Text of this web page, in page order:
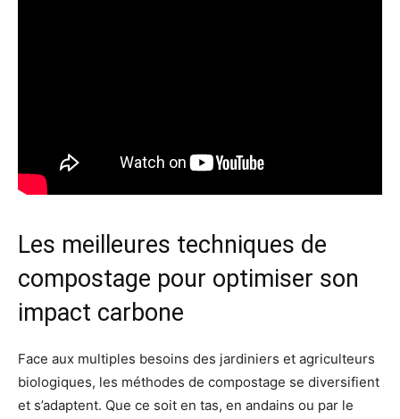
Les meilleures techniques de
compostage pour optimiser son
impact carbone
Face aux multiples besoins des jardiniers et agriculteurs
biologiques, les méthodes de compostage se diversifient
et s’adaptent. Que ce soit en tas, en andains ou par le